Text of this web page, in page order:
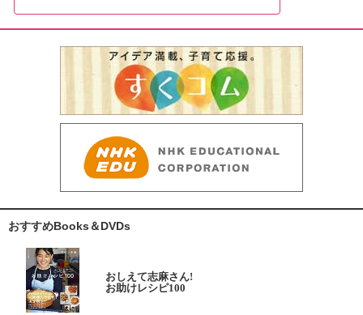
おすすめBooks＆DVDs
おしえて志麻さん!
お助けレシピ100